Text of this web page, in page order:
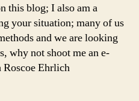
this blog; I also am a
your situation; many of us
and we are looking
why not shoot me an e-
Ehrlich